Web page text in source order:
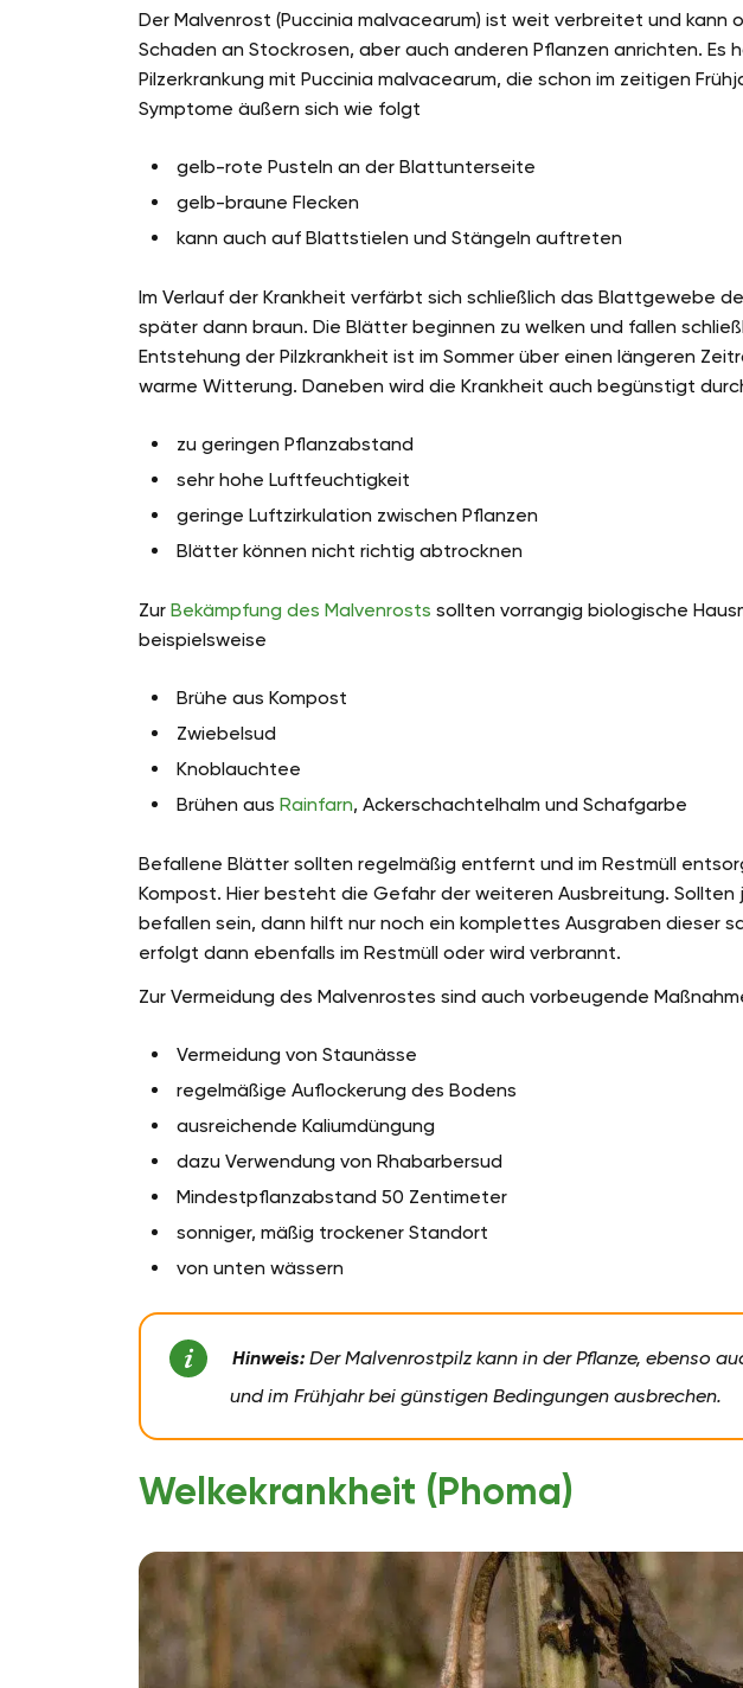
Der Malvenrost (Puccinia malvacearum) ist weit verbreitet und kann
Schaden an Stockrosen, aber auch anderen Pflanzen anrichten. Es
Pilzerkrankung mit Puccinia malvacearum, die schon im zeitigen
Symptome äußern sich wie folgt
gelb-rote Pusteln an der Blattunterseite
gelb-braune Flecken
kann auch auf Blattstielen und Stängeln auftreten
Im Verlauf der Krankheit verfärbt sich schließlich das Blattgewebe
später dann braun. Die Blätter beginnen zu welken und fallen
Entstehung der Pilzkrankheit ist im Sommer über einen längeren
warme Witterung. Daneben wird die Krankheit auch begünstigt
zu geringen Pflanzabstand
sehr hohe Luftfeuchtigkeit
geringe Luftzirkulation zwischen Pflanzen
Blätter können nicht richtig abtrocknen
Zur Bekämpfung des Malvenrosts sollten vorrangig biologische
beispielsweise
Brühe aus Kompost
Zwiebelsud
Knoblauchtee
Brühen aus Rainfarn, Ackerschachtelhalm und Schafgarbe
Befallene Blätter sollten regelmäßig entfernt und im Restmüll
Kompost. Hier besteht die Gefahr der weiteren Ausbreitung. Sollten
befallen sein, dann hilft nur noch ein komplettes Ausgraben dieser
erfolgt dann ebenfalls im Restmüll oder wird verbrannt.
Zur Vermeidung des Malvenrostes sind auch vorbeugende
Vermeidung von Staunässe
regelmäßige Auflockerung des Bodens
ausreichende Kaliumdüngung
dazu Verwendung von Rhabarbersud
Mindestpflanzabstand 50 Zentimeter
sonniger, mäßig trockener Standort
von unten wässern
Hinweis:Der Malvenrostpilz kann in der Pflanze, ebenso
und im Frühjahr bei günstigen Bedingungen ausbrechen.
Welkekrankheit (Phoma)